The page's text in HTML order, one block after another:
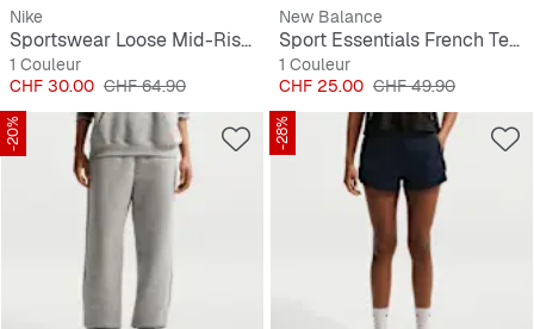
Nike
Sportswear Loose Mid-Rise 3" Fleece Shorts
1 Couleur
Prix
CHF 30.00 Prix original
CHF 64.90
New Balance
Sport Essentials French Terry Shorts
1 Couleur
Prix
CHF 25.00 Prix original
CHF 49.90
-20% -28%